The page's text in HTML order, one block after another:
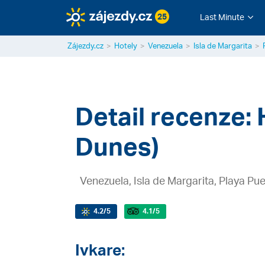
25 Last Minute
Zájezdy.cz Hotely Venezuela Isla de Margarita
Detail recenze:
Dunes)
Venezuela, Isla de Margarita, Playa
4.2/5 4.1/5
Ivkare: